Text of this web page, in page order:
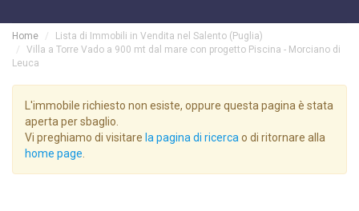
Home
Lista di Immobili in Vendita nel Salento (Puglia)
Villa a Torre Vado a 900 mt dal mare con progetto Piscina - Morciano di
Leuca
L'immobile richiesto non esiste, oppure questa pagina è stata
aperta per sbaglio.
Vi preghiamo di visitare la pagina di ricerca o di ritornare alla
home page